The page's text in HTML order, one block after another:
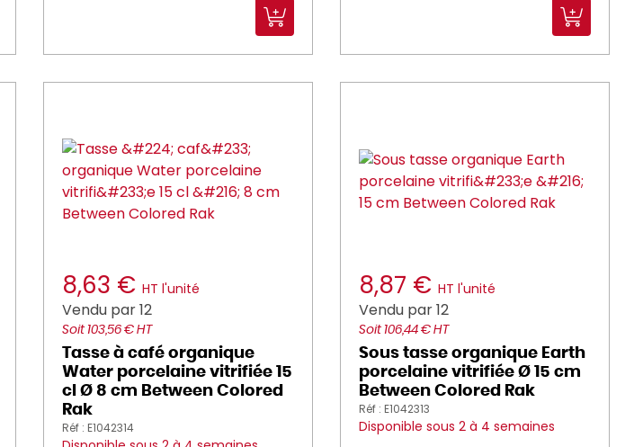
8,63 € HT l'unité
Vendu par 12
Soit 103,56 € HT
Tasse à café organique
Water porcelaine vitrifiée 15
cl Ø 8 cm Between Colored
Rak
Réf : E1042314
8,87 € HT l'unité
Vendu par 12
Soit 106,44 € HT
Sous tasse organique Earth
porcelaine vitrifiée Ø 15 cm
Between Colored Rak
Réf : E1042313
Disponible sous 2 à 4 semaines